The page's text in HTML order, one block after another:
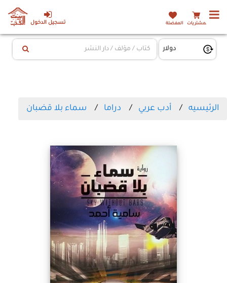
تسجيل الدخول المشتريات المفضلة
الرئيسيه أدب عربي دراما سماء بلا قضبان